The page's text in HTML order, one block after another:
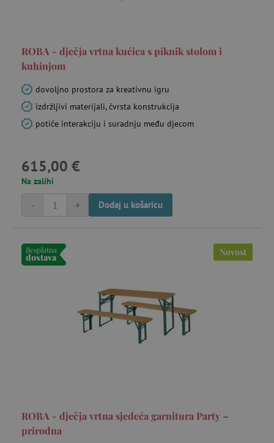
ROBA - dječja vrtna kućica s piknik stolom i
kuhinjom
dovoljno prostora za kreativnu igru
izdržljivi materijali, čvrsta konstrukcija
potiče interakciju i suradnju među djecom
615,00 €
Na zalihi
+
- Dodaj u košaricu
Besplatna
dostava Novost
ROBA - dječja vrtna sjedeća garnitura Party –
prirodna